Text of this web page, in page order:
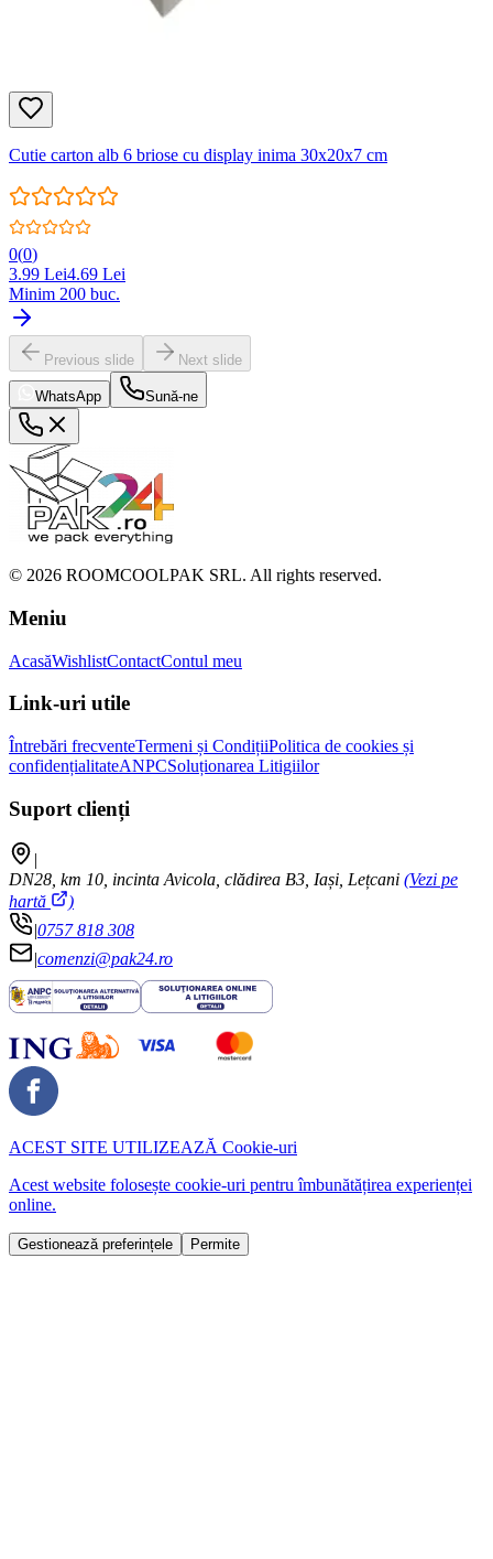
Cutie carton alb 6 briose cu display inima 30x20x7 cm
0(0)
3.99 Lei4.69 Lei
Minim 200 buc.
Previous slide Next slide
WhatsApp Sună-ne
© 2026 ROOMCOOLPAK SRL. All rights reserved.
Meniu
AcasăWishlistContactContul meu
Link-uri utile
Întrebări frecventeTermeni și CondițiiPolitica de cookies și
confidențialitateANPCSoluționarea Litigiilor
Suport clienți
|
DN28, km 10, incinta Avicola, clădirea B3, Iași, Lețcani (Vezi pe
hartă
)
|0757 818 308
|comenzi@pak24.ro
ACEST SITE UTILIZEAZĂ Cookie-uri
Acest website folosește cookie-uri pentru îmbunătățirea experienței
online.
Gestionează preferințele Permite